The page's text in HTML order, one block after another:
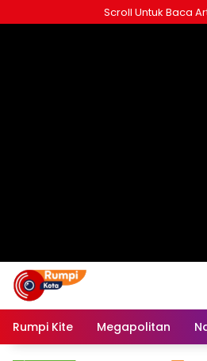
ke
Scroll Untuk Baca
Rumpi Kite Megapolitan